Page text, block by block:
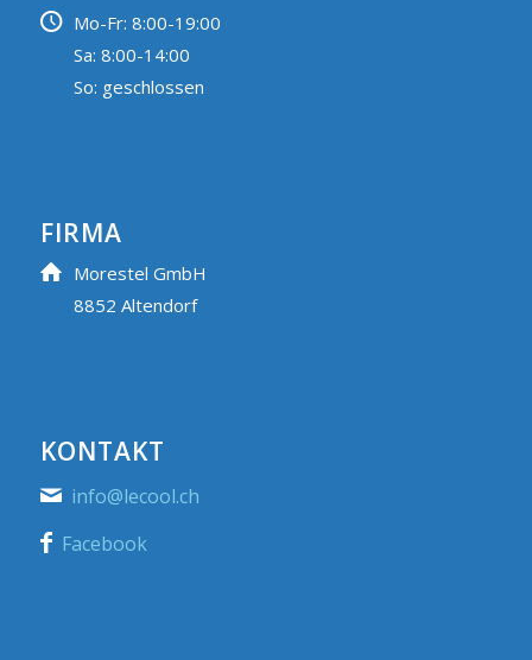
Mo-Fr: 8:00-19:00
Sa: 8:00-14:00
So: geschlossen
FIRMA
Morestel GmbH
8852 Altendorf
KONTAKT
info@lecool.ch
Facebook